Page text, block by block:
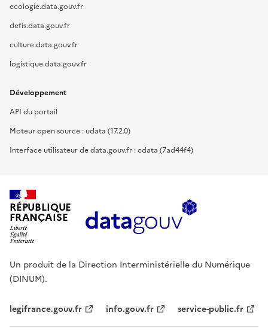
ecologie.data.gouv.fr
defis.data.gouv.fr
culture.data.gouv.fr
logistique.data.gouv.fr
Développement
API du portail
Moteur open source : udata (17.2.0)
Interface utilisateur de data.gouv.fr : cdata (7ad44f4)
RÉPUBLIQUE
FRANÇAISE
Un produit de la Direction Interministérielle du Numérique
(DINUM).
legifrance.gouv.fr info.gouv.fr service-public.fr